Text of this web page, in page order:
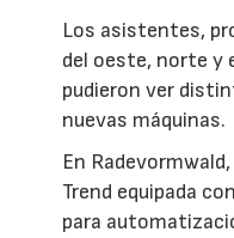
Los asistentes,
del oeste, norte y
pudieron ver
nuevas máquinas.
En
Trend equipada
para